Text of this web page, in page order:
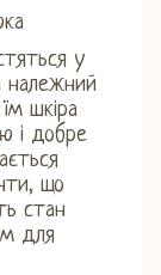
у
належний
шкіра
і добре
що
стан
для